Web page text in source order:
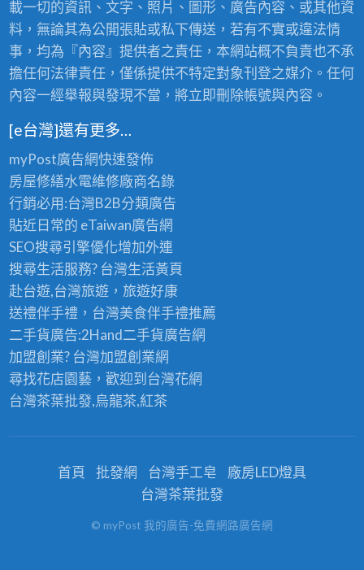
載一切的資訊、文字、照片、圖形、廣告內容、或其他資
料，無論其為公開張貼或私下傳送，若有不實或違法情
事，均為『內容』提供者之責任，本網站概不負責也不承
擔任何法律責任，僅係提供不特定對象刊登之媒介。任何
內容一經舉報與發現不當，將立即刪除帳號與內容。
[e台灣]還有更多…
myPost廣告網快速發佈
房屋修繕水電維修廠商名錄
行銷必用:台灣B2B分類廣告
貼近日常的 eTaiwan廣告網
SEO搜尋引擎優化增加外連
搜尋生活服務? 台灣生活黃頁
赴台遊,台灣旅遊，旅遊好康
送禮伴手禮，台灣美食伴手禮推薦
二手貨廣告:2Hand二手貨廣告網
加盟創業? 台灣加盟創業網
尋找花店園藝，歡迎到台灣花網
台灣茶葉批發,烏龍茶,紅茶
首頁 批發網 台灣手工皂
廠房LED燈具
台灣茶葉批發
© myPost 我的廣告-免費網路廣告網